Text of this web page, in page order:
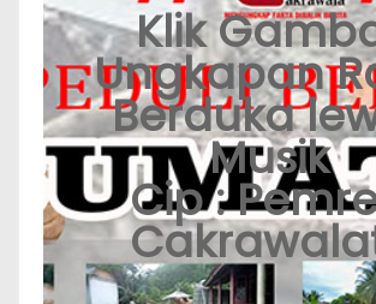
Klik
Ungkapan
Berduka
Musik
Cip :